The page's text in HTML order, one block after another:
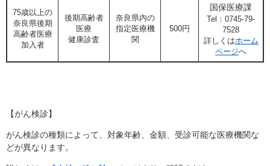
75歳以上の
奈良県後期
高齢者医療
加入者
後期高齢者
医療
健康診査
奈良県内の
指定医療機
関
500円
国保医療課
Tel：0745-79-
7528
詳しくはホーム
ページへ
【がん検診】
がん検診の種類によって、対象年齢、金額、受診可能な医療機関な
どが異なります。